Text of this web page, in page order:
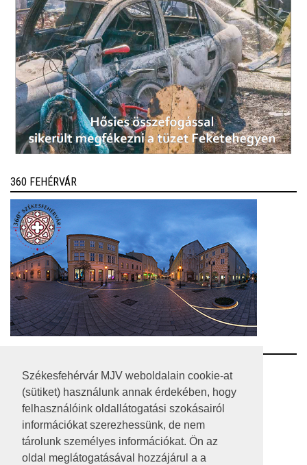
Székesfehérvár MJV weboldalain cookie-at
(sütiket) használunk annak érdekében, hogy
felhasználóink oldallátogatási szokásairól
információkat szerezhessünk, de nem
tárolunk személyes információkat. Ön az
oldal meglátogatásával hozzájárul a a
360 FEHÉRVÁR
RSS
A HONLAP 2017.03.31-I ÁLLAPOTA
JOGI NYILATKOZAT
IMPRESSZUM